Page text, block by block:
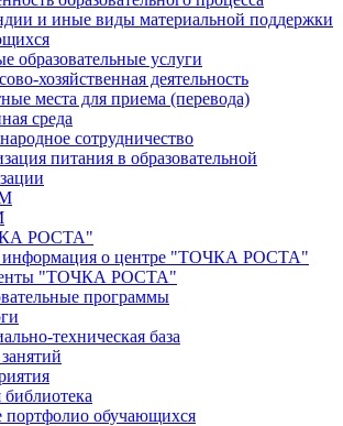
и иные виды материальной поддержки
образовательные услуги
хозяйственная деятельность
места для приема (перевода)
среда
сотрудничество
питания в образовательной
РОСТА"
о центре "ТОЧКА РОСТА"
"ТОЧКА РОСТА"
программы
техническая база
портфолио обучающихся